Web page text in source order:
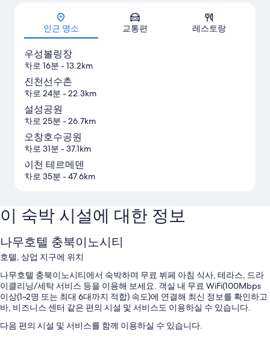
지도
인근 명소 교통편 레스토랑
우성볼링장
차로 16분 - 13.2km
진천선수촌
차로 24분 - 22.3km
설성공원
차로 25분 - 26.7km
오창호수공원
차로 31분 - 37.1km
이천 테르메덴
차로 35분 - 47.6km
이 숙박 시설에 대한 정보
나무호텔 충북이노시티
호텔, 상업 지구에 위치
나무호텔 충북이노시티에서 숙박하며 무료 뷔페 아침 식사, 테라스, 드라
이클리닝/세탁 서비스 등을 이용해 보세요. 객실 내 무료 WiFi(100Mbps
이상(1~2명 또는 최대 6대까지 적합) 속도)에 연결해 최신 정보를 확인하고
바, 비즈니스 센터 같은 편의 시설 및 서비스도 이용하실 수 있습니다.
다음 편의 시설 및 서비스를 함께 이용하실 수 있습니다.